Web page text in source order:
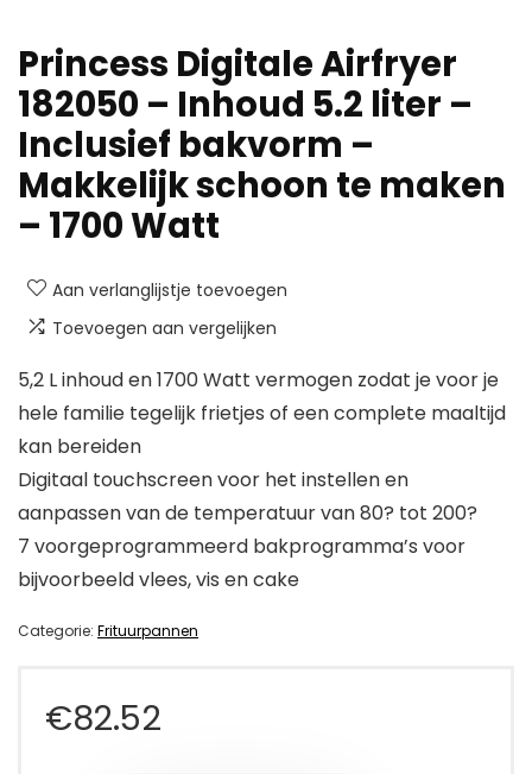
Princess Digitale Airfryer
182050 – Inhoud 5.2 liter –
Inclusief bakvorm –
Makkelijk schoon te maken
– 1700 Watt
Aan verlanglijstje toevoegen
Toevoegen aan vergelijken
5,2 L inhoud en 1700 Watt vermogen zodat je voor je
hele familie tegelijk frietjes of een complete maaltijd
kan bereiden
Digitaal touchscreen voor het instellen en
aanpassen van de temperatuur van 80? tot 200?
7 voorgeprogrammeerd bakprogramma’s voor
bijvoorbeeld vlees, vis en cake
Categorie: Frituurpannen
€82.52